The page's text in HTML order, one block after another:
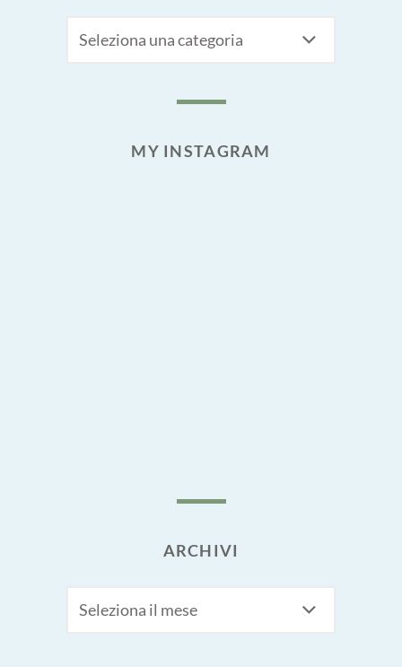
MY INSTAGRAM
ARCHIVI